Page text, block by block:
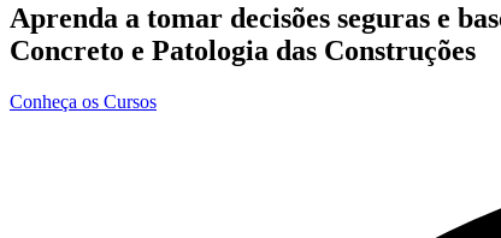
Aprenda a tomar decisões seguras e
Concreto e Patologia das Construções
Conheça os Cursos